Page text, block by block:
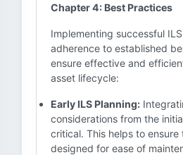
Chapter 4: Best Practices
Implementing successful
adherence to established
ensure effective and
asset lifecycle:
Early ILS Planning:
considerations from the
critical. This helps to
designed for ease of